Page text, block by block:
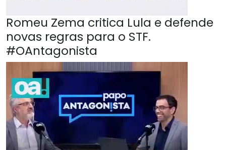
Romeu Zema critica Lula e defende
novas regras para o STF.
#OAntagonista